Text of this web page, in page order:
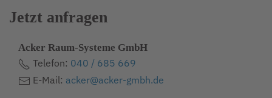
Jetzt anfragen
Acker Raum-Systeme GmbH
Telefon: 040 / 685 669
E-Mail: acker@acker-gmbh.de